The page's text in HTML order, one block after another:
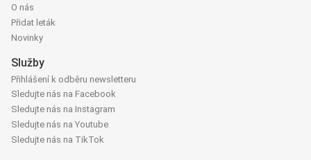
O nás
Přidat leták
Novinky
Služby
Přihlášení k odběru newsletteru
Sledujte nás na Facebook
Sledujte nás na Instagram
Sledujte nás na Youtube
Sledujte nás na TikTok